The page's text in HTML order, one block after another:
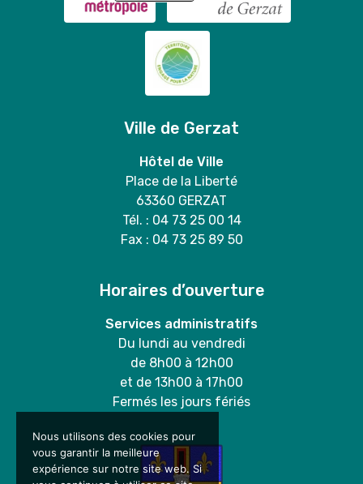
Ville de Gerzat
Hôtel de Ville
Place de la Liberté
63360 GERZAT
Tél. : 04 73 25 00 14
Fax : 04 73 25 89 50
Horaires d’ouverture
Services administratifs
Du lundi au vendredi
de 8h00 à 12h00
et de 13h00 à 17h00
Fermés les jours fériés
Nous utilisons des cookies pour
vous garantir la meilleure
expérience sur notre site web. Si